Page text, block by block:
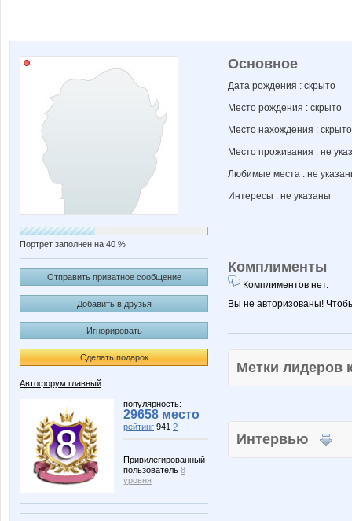
Портрет заполнен на 40 %
Отправить приватное сообщение
Добавить в друзья
Игнорировать
Сделать подарок
Автофорум главный
популярность:
29658 место
рейтинг 941 ?
Привилегированный
пользователь 8
уровня
Основное
Дата рождения : скрыто
Место рождения : скрыто
Место нахождения : скрыто
Место проживания : не
Любимые места : не
Интересы : не указаны
Комплименты
Комплиментов нет.
Вы не авторизованы!
Метки
Интервью